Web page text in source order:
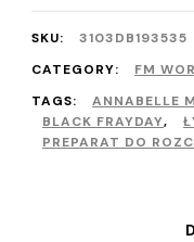
SKU:
3103DB193535
CATEGORY:
FM
TAGS:
ANNABELLE
BLACK FRAYDAY,
PREPARAT DO